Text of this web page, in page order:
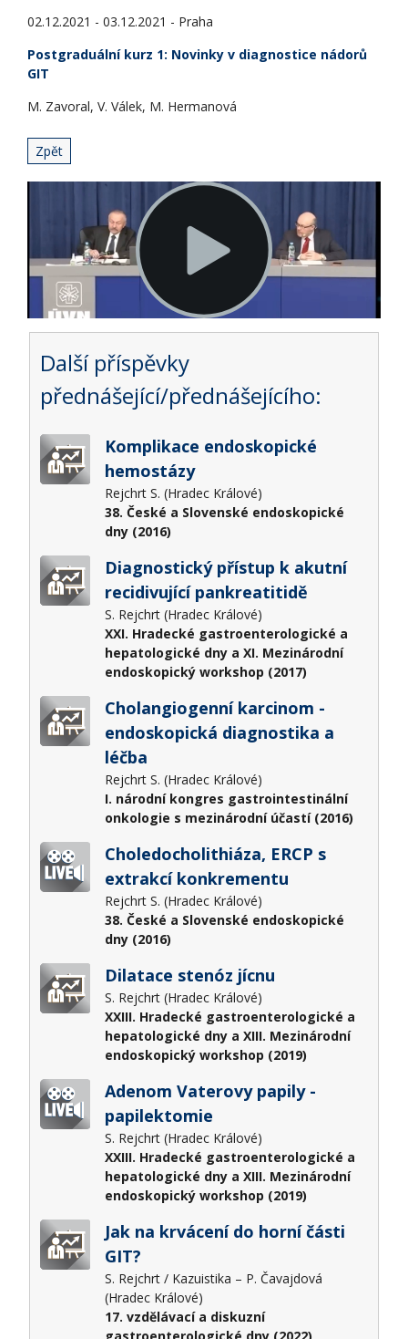
02.12.2021 - 03.12.2021 - Praha
Postgraduální kurz 1: Novinky v diagnostice nádorů
GIT
M. Zavoral, V. Válek, M. Hermanová
Zpět
Další příspěvky
přednášející/přednášejícího:
Komplikace endoskopické
hemostázy
Rejchrt S. (Hradec Králové)
38. České a Slovenské endoskopické
dny (2016)
Diagnostický přístup k akutní
recidivující pankreatitidě
S. Rejchrt (Hradec Králové)
XXI. Hradecké gastroenterologické a
hepatologické dny a XI. Mezinárodní
endoskopický workshop (2017)
Cholangiogenní karcinom -
endoskopická diagnostika a
léčba
Rejchrt S. (Hradec Králové)
I. národní kongres gastrointestinální
onkologie s mezinárodní účastí (2016)
Choledocholithiáza, ERCP s
extrakcí konkrementu
Rejchrt S. (Hradec Králové)
38. České a Slovenské endoskopické
dny (2016)
Dilatace stenóz jícnu
S. Rejchrt (Hradec Králové)
XXIII. Hradecké gastroenterologické a
hepatologické dny a XIII. Mezinárodní
endoskopický workshop (2019)
Adenom Vaterovy papily -
papilektomie
S. Rejchrt (Hradec Králové)
XXIII. Hradecké gastroenterologické a
hepatologické dny a XIII. Mezinárodní
endoskopický workshop (2019)
Jak na krvácení do horní části
GIT?
S. Rejchrt / Kazuistika – P. Čavajdová
(Hradec Králové)
17. vzdělávací a diskuzní